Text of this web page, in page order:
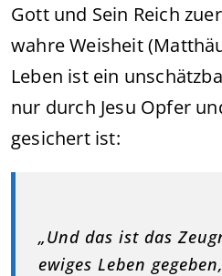
Gott und Sein Reich
wahre Weisheit
Leben ist ein
nur durch Jesu Opfer
gesichert ist:
„Und das ist das
ewiges Leben